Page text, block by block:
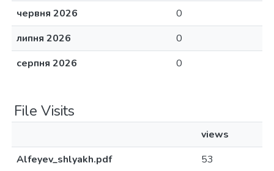
червня 2026
0
липня 2026
0
серпня 2026
0
File Visits
views
Alfeyev_shlyakh.pdf
53